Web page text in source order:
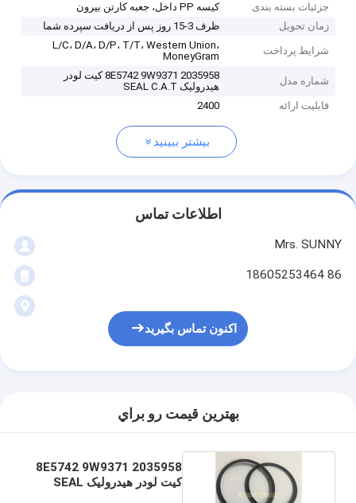
جزئیات بسته بندی
کیسه PP داخل، جعبه کارتن بیرون
زمان تحویل
ظرف 3-15 روز پس از دریافت سپرده شما
شرایط پرداخت
L/C، D/A، D/P، T/T، Western Union،
MoneyGram
شماره مدل
8E5742 9W9371 2035958 کیت لودر
هیدرولیک SEAL C.A.T
قابلیت ارائه
2400
بیشتر ببینید
اطلاعات تماس
Mrs. SUNNY
86 18605253464
اکنون تماس بگیرید
بهترين قيمت رو براي
8E5742 9W9371 2035958
کیت لودر هیدرولیک SEAL